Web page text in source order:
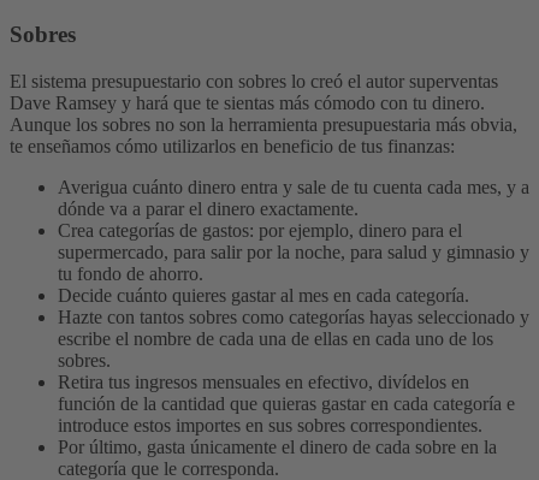
Sobres
El sistema presupuestario con sobres lo creó el autor superventas
Dave Ramsey y hará que te sientas más cómodo con tu dinero.
Aunque los sobres no son la herramienta presupuestaria más obvia,
te enseñamos cómo utilizarlos en beneficio de tus finanzas:
Averigua cuánto dinero entra y sale de tu cuenta cada mes, y a
dónde va a parar el dinero exactamente.
Crea categorías de gastos: por ejemplo, dinero para el
supermercado, para salir por la noche, para salud y gimnasio y
tu fondo de ahorro.
Decide cuánto quieres gastar al mes en cada categoría.
Hazte con tantos sobres como categorías hayas seleccionado y
escribe el nombre de cada una de ellas en cada uno de los
sobres.
Retira tus ingresos mensuales en efectivo, divídelos en
función de la cantidad que quieras gastar en cada categoría e
introduce estos importes en sus sobres correspondientes.
Por último, gasta únicamente el dinero de cada sobre en la
categoría que le corresponda.